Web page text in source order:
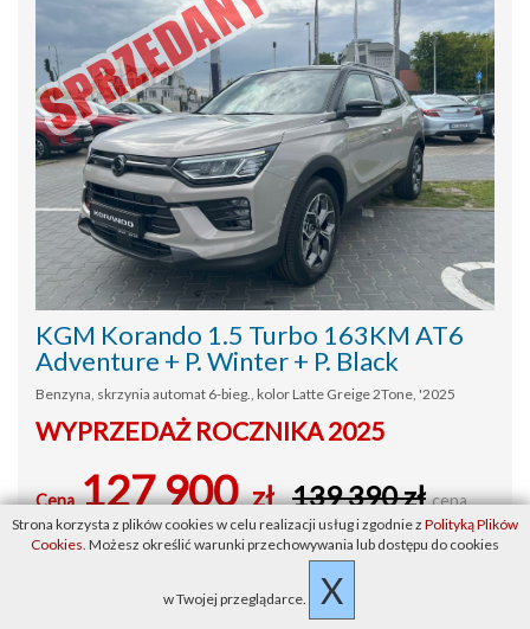
KGM Korando 1.5 Turbo 163KM AT6
Adventure + P. Winter + P. Black
Benzyna, skrzynia automat 6-bieg., kolor Latte Greige 2Tone, '2025
WYPRZEDAŻ ROCZNIKA 2025
Cena 127 900zł139 390 zł cena
brutto
Strona korzysta z plików cookies w celu realizacji usług i zgodnie z Polityką Plików
Cookies. Możesz określić warunki przechowywania lub dostępu do cookies
w Twojej przeglądarce. X